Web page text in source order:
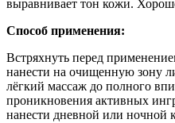
выравнивает тон кожи.
Способ применения:
Встряхнуть перед
нанести на очищенную зону
лёгкий массаж до полного
проникновения активных
нанести дневной или ночной